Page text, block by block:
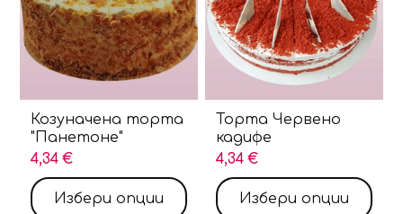
Козуначена торта
"Панетоне"
4,34 €
Избери опции
Торта Червено
кадифе
4,34 €
Избери опции